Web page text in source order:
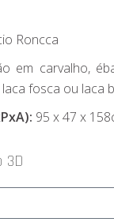
Roncca
em carvalho,
fosca ou laca
95 x 47 x
3D